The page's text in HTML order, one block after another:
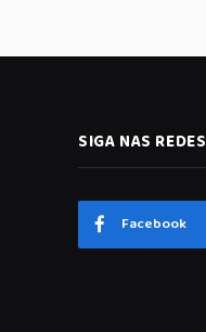
SIGA NAS REDES
Facebook